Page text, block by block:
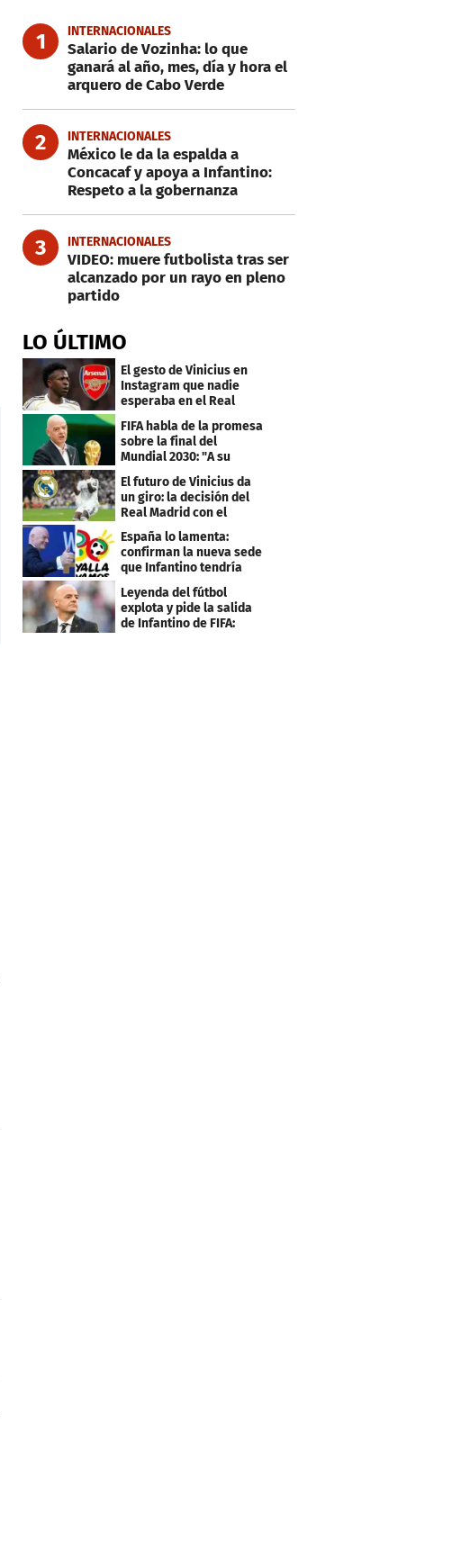
1 INTERNACIONALES
Salario de Vozinha: lo que
ganará al año, mes, día y hora el
arquero de Cabo Verde
2 INTERNACIONALES
México le da la espalda a
Concacaf y apoya a Infantino:
Respeto a la gobernanza
3 INTERNACIONALES
VIDEO: muere futbolista tras ser
alcanzado por un rayo en pleno
partido
LO ÚLTIMO
El gesto de Vinicius en
Instagram que nadie
esperaba en el Real
FIFA habla de la promesa
sobre la final del
Mundial 2030: "A su
debido tiempo"
El futuro de Vinicius da
un giro: la decisión del
Real Madrid con el
brasileño
España lo lamenta:
confirman la nueva sede
que Infantino tendría
para el Mundial 2030
Leyenda del fútbol
explota y pide la salida
de Infantino de FIFA: